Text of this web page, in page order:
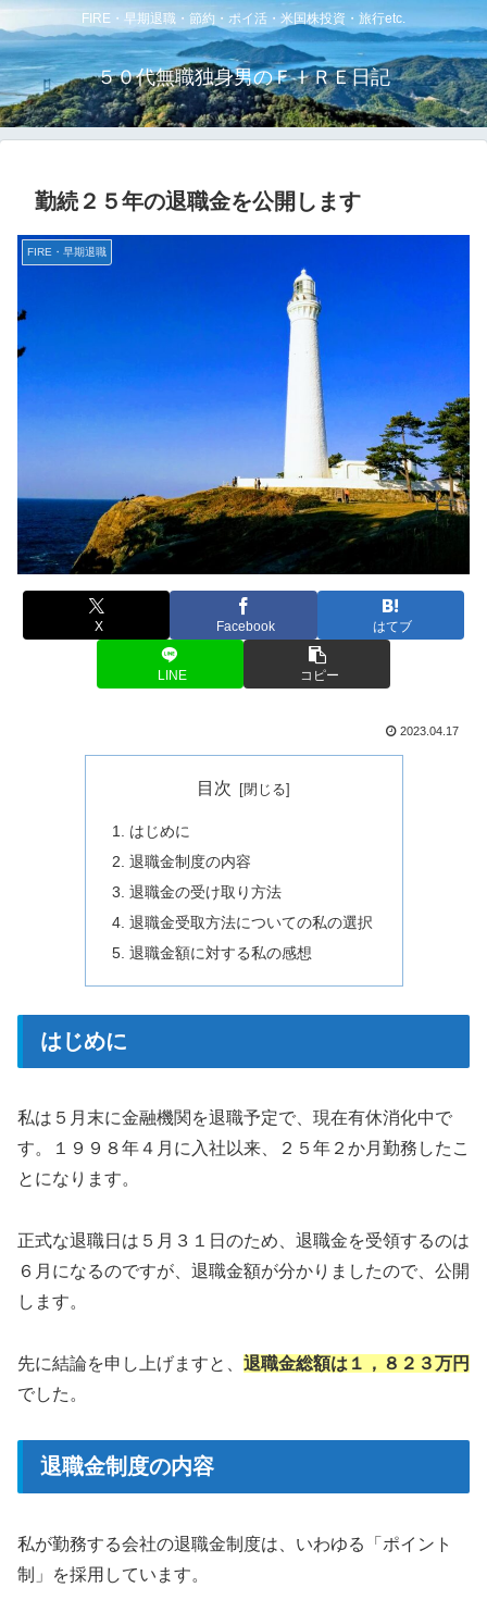
FIRE・早期退職・節約・ポイ活・米国株投資・旅行etc.
５０代無職独身男のＦＩＲＥ日記
勤続２５年の退職金を公開します
FIRE・早期退職
X Facebook はてブ
LINE コピー
2023.04.17
目次
はじめに
退職金制度の内容
退職金の受け取り方法
退職金受取方法についての私の選択
退職金額に対する私の感想
はじめに
私は５月末に金融機関を退職予定で、現在有休消化中で
す。１９９８年４月に入社以来、２５年２か月勤務したこ
とになります。
正式な退職日は５月３１日のため、退職金を受領するのは
６月になるのですが、退職金額が分かりましたので、公開
します。
先に結論を申し上げますと、 退職金総額は１，８２３万円
でした。
退職金制度の内容
私が勤務する会社の退職金制度は、いわゆる「ポイント
制」を採用しています。